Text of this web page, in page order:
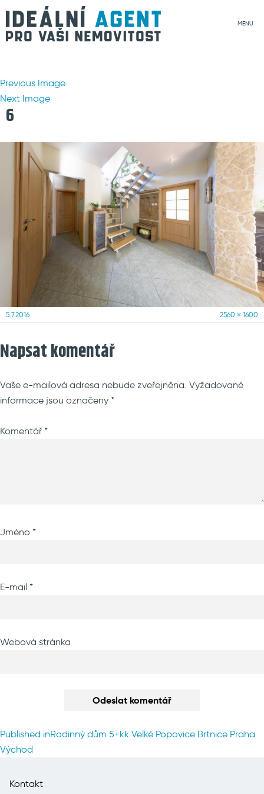
MENU
Previous Image
Next Image
6
Posted
5.7.2016
Full
2560 × 1600
Napsat komentář
Vaše e-mailová adresa nebude zveřejněna. Vyžadované
informace jsou označeny *
Komentář *
Jméno *
E-mail *
Webová stránka
Navigace
pro
příspěvek
Published inRodinný dům 5+kk Velké Popovice Brtnice Praha
Východ
Kontakt